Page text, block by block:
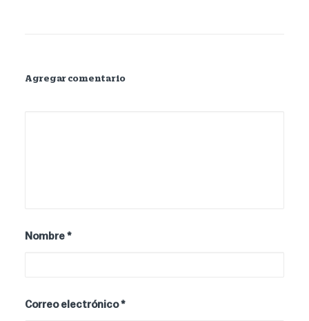
Agregar comentario
Nombre *
Correo electrónico*